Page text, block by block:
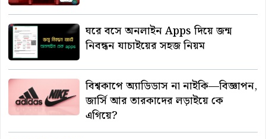
ঘরে বসে অনলাইন Apps দিয়ে জন্ম
নিবন্ধন যাচাইয়ের সহজ নিয়ম
বিশ্বকাপে অ্যাডিডাস না নাইকি—বিজ্ঞাপন,
জার্সি আর তারকাদের লড়াইয়ে কে
এগিয়ে?